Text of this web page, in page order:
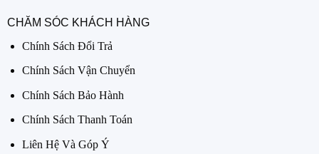
CHĂM SÓC KHÁCH HÀNG
Chính Sách Đổi Trả
Chính Sách Vận Chuyển
Chính Sách Bảo Hành
Chính Sách Thanh Toán
Liên Hệ Và Góp Ý